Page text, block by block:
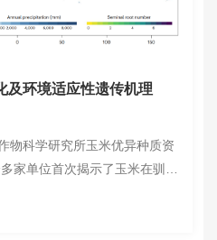
及环境适应性遗传机理
物科学研究所玉米优异种质资
家单位首次揭示了玉米在驯化
数目形成的遗传基础及适应性
的关键基因ZmH...